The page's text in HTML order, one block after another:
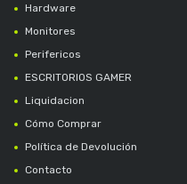
Hardware
Monitores
Perifericos
ESCRITORIOS GAMER
Liquidacion
Cómo Comprar
Política de Devolución
Contacto